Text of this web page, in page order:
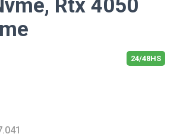
Rtx 4050
24/48HS